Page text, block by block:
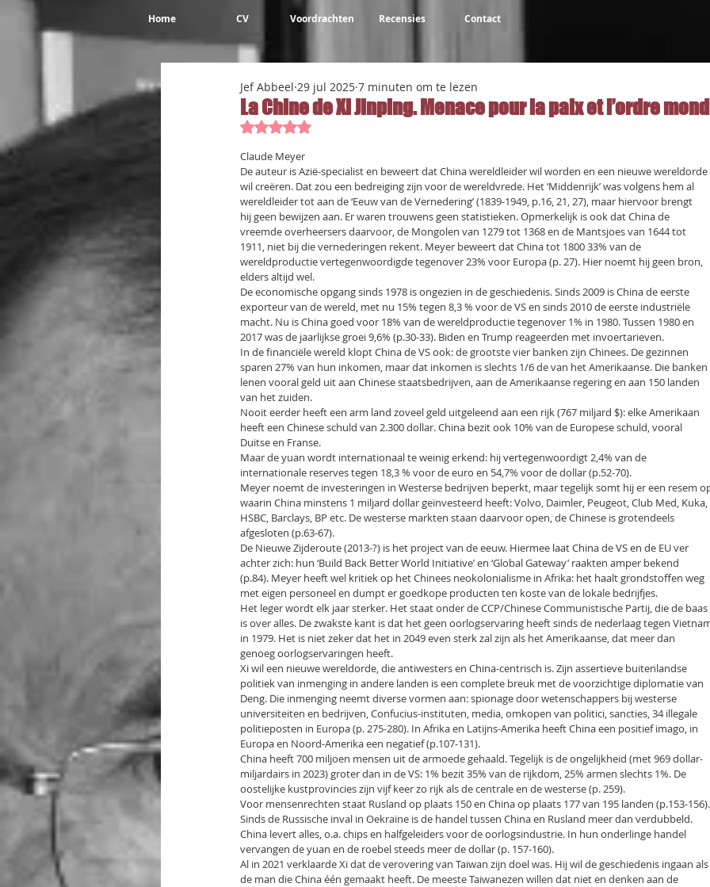
Home CV Voordrachten Recensies Contact
La Chine de Xi Jinping. Menace pour la paix et l’ordre
Jef Abbeel 29 jul 2025 7 minuten om te lezen
Beoordeeld met NaN uit 5 sterren.
Claude Meyer
De auteur is Azië-specialist en beweert dat China wereldleider wil worden en een nieuwe wereldorde
wil creëren. Dat zou een bedreiging zijn voor de wereldvrede. Het ‘Middenrijk’ was volgens hem al
wereldleider tot aan de ‘Eeuw van de Vernedering’ (1839-1949, p.16, 21, 27), maar hiervoor brengt
hij geen bewijzen aan. Er waren trouwens geen statistieken. Opmerkelijk is ook dat China de
vreemde overheersers daarvoor, de Mongolen van 1279 tot 1368 en de Mantsjoes van 1644 tot
1911, niet bij die vernederingen rekent. Meyer beweert dat China tot 1800 33% van de
wereldproductie vertegenwoordigde tegenover 23% voor Europa (p. 27). Hier noemt hij geen bron,
elders altijd wel.
De economische opgang sinds 1978 is ongezien in de geschiedenis. Sinds 2009 is China de eerste
exporteur van de wereld, met nu 15% tegen 8,3 % voor de VS en sinds 2010 de eerste industriële
macht. Nu is China goed voor 18% van de wereldproductie tegenover 1% in 1980. Tussen 1980 en
2017 was de jaarlijkse groei 9,6% (p.30-33). Biden en Trump reageerden met invoertarieven.
In de financiële wereld klopt China de VS ook: de grootste vier banken zijn Chinees. De gezinnen
sparen 27% van hun inkomen, maar dat inkomen is slechts 1/6 de van het Amerikaanse. Die banken
lenen vooral geld uit aan Chinese staatsbedrijven, aan de Amerikaanse regering en aan 150 landen
van het zuiden.
Nooit eerder heeft een arm land zoveel geld uitgeleend aan een rijk (767 miljard $): elke Amerikaan
heeft een Chinese schuld van 2.300 dollar. China bezit ook 10% van de Europese schuld, vooral
Duitse en Franse.
Maar de yuan wordt internationaal te weinig erkend: hij vertegenwoordigt 2,4% van de
internationale reserves tegen 18,3 % voor de euro en 54,7% voor de dollar (p.52-70).
Meyer noemt de investeringen in Westerse bedrijven beperkt, maar tegelijk somt hij er een resem
waarin China minstens 1 miljard dollar geïnvesteerd heeft: Volvo, Daimler, Peugeot, Club Med, Kuka,
HSBC, Barclays, BP etc. De westerse markten staan daarvoor open, de Chinese is grotendeels
afgesloten (p.63-67).
De Nieuwe Zijderoute (2013-?) is het project van de eeuw. Hiermee laat China de VS en de EU ver
achter zich: hun ‘Build Back Better World Initiative’ en ‘Global Gateway’ raakten amper bekend
(p.84). Meyer heeft wel kritiek op het Chinees neokolonialisme in Afrika: het haalt grondstoffen weg
met eigen personeel en dumpt er goedkope producten ten koste van de lokale bedrijfjes.
Het leger wordt elk jaar sterker. Het staat onder de CCP/Chinese Communistische Partij, die de baas
is over alles. De zwakste kant is dat het geen oorlogservaring heeft sinds de nederlaag tegen
in 1979. Het is niet zeker dat het in 2049 even sterk zal zijn als het Amerikaanse, dat meer dan
genoeg oorlogservaringen heeft.
Xi wil een nieuwe wereldorde, die antiwesters en China-centrisch is. Zijn assertieve buitenlandse
politiek van inmenging in andere landen is een complete breuk met de voorzichtige diplomatie van
Deng. Die inmenging neemt diverse vormen aan: spionage door wetenschappers bij westerse
universiteiten en bedrijven, Confucius-instituten, media, omkopen van politici, sancties, 34 illegale
politieposten in Europa (p. 275-280). In Afrika en Latijns-Amerika heeft China een positief imago, in
Europa en Noord-Amerika een negatief (p.107-131).
China heeft 700 miljoen mensen uit de armoede gehaald. Tegelijk is de ongelijkheid (met 969 dollar-
miljardairs in 2023) groter dan in de VS: 1% bezit 35% van de rijkdom, 25% armen slechts 1%. De
oostelijke kustprovincies zijn vijf keer zo rijk als de centrale en de westerse (p. 259).
Voor mensenrechten staat Rusland op plaats 150 en China op plaats 177 van 195 landen (p.153-156).
Sinds de Russische inval in Oekraïne is de handel tussen China en Rusland meer dan verdubbeld.
China levert alles, o.a. chips en halfgeleiders voor de oorlogsindustrie. In hun onderlinge handel
vervangen de yuan en de roebel steeds meer de dollar (p. 157-160).
Al in 2021 verklaarde Xi dat de verovering van Taiwan zijn doel was. Hij wil de geschiedenis ingaan als
de man die China één gemaakt heeft. De meeste Taiwanezen willen dat niet en denken aan de